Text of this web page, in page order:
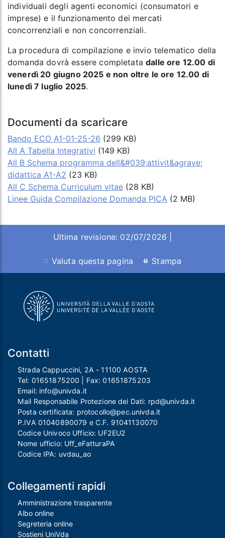
individuali degli agenti economici (consumatori e
imprese) e il funzionamento dei mercati
concorrenziali e non concorrenziali.
La procedura di compilazione e invio telematico della
domanda dovrà essere completatadalle ore 12.00 di
venerdì 20 giugno 2025 e non oltre le ore 12.00 di
lunedì 7 luglio 2025.
Documenti da scaricare
Bando ECO A1-01-25-26 (299 KB)
All A Tabella Integrativi (149 KB)
All B Schema programma dell&#039;attivit&agrave;
didattica A1-A2 (23 KB)
All C Schema Curriculum vitae (28 KB)
Linee Guida Compilazione Domanda PICA (2 MB)
Ultima revisione: 02/07/2026 |
Valuta questa pagina Stampa
Contatti
Strada Cappuccini, 2A - 11100 AOSTA
Tel: 01651875200 | Fax:01651875203
Email: info@univda.it
Mail Responsabile Protezione dei Dati: rpd@univda.it
Posta certificata: protocollo@pec.univda.it
P.IVA 01040890079 e C.F. 91041130070
Codice Univoco Ufficio: UF2EU2
Nome ufficio: Uff_eFatturaPA
Codice IPA: uvdau_ao
Collegamenti rapidi
Amministrazione trasparente
Albo online
Segreteria online
Sostieni UniVda